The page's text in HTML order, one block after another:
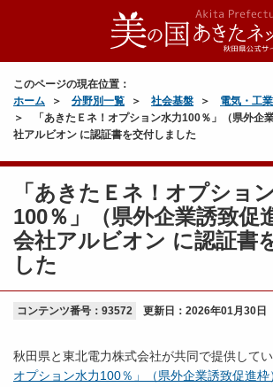
このページの現在位置：
ホーム
分野別一覧 社会基盤 電気・工
「あきたＥネ！オプション水力100％」（県外企
社アルビオン に認証書を交付しました
「あきたＥネ！オプショ
100％」（県外企業誘致促
会社アルビオン に認証書
した
コンテンツ番号：93572 更新日： 2026年01月30日
秋田県と東北電力株式会社が共同で提供して
オプション水力100％」（県外企業誘致促進枠